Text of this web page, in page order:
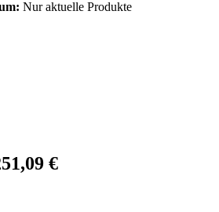
Nur aktuelle Produkte
€